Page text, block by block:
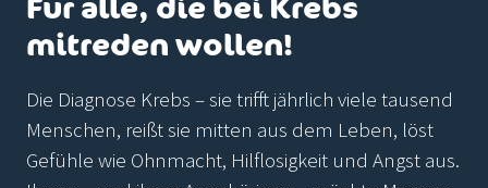
mitreden wollen!
Die Diagnose Krebs – sie trifft jährlich viele tausend
Menschen, reißt sie mitten aus dem Leben, löst
Gefühle wie Ohnmacht, Hilflosigkeit und Angst aus.